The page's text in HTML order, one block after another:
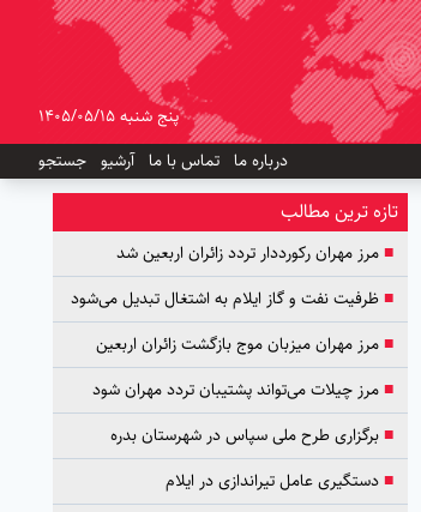
پنج شنبه 1405/05/15
درباره ما تماس با ما آرشیو جستجو
تازه ترین مطالب
■مرز مهران رکورددار تردد زائران اربعین شد
■ظرفیت نفت و گاز ایلام به اشتغال تبدیل می‌شود
■مرز مهران میزبان موج بازگشت زائران اربعین
■مرز چیلات می‌تواند پشتیبان تردد مهران شود
■برگزاری طرح ملی سپاس در شهرستان بدره
■دستگیری عامل تیراندازی در ایلام